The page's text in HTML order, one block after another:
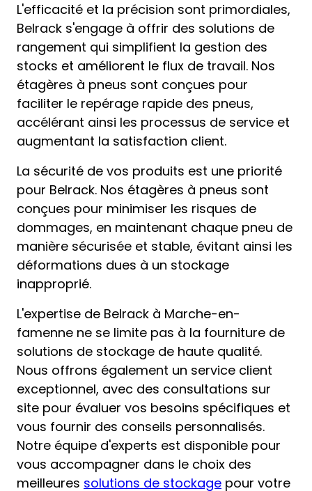
L'efficacité et la précision sont primordiales,
Belrack s'engage à offrir des solutions de
rangement qui simplifient la gestion des
stocks et améliorent le flux de travail. Nos
étagères à pneus sont conçues pour
faciliter le repérage rapide des pneus,
accélérant ainsi les processus de service et
augmentant la satisfaction client.
La sécurité de vos produits est une priorité
pour Belrack. Nos étagères à pneus sont
conçues pour minimiser les risques de
dommages, en maintenant chaque pneu de
manière sécurisée et stable, évitant ainsi les
déformations dues à un stockage
inapproprié.
L'expertise de Belrack à Marche-en-
famenne ne se limite pas à la fourniture de
solutions de stockage de haute qualité.
Nous offrons également un service client
exceptionnel, avec des consultations sur
site pour évaluer vos besoins spécifiques et
vous fournir des conseils personnalisés.
Notre équipe d'experts est disponible pour
vous accompagner dans le choix des
meilleures solutions de stockage pour votre